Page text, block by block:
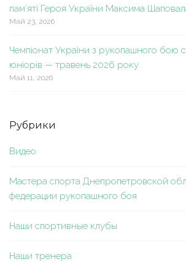
пам’яті Героя України Максима
Май 23, 2026
Чемпіонат України з рукопашного бою
юніорів — травень 2026 року.
Май 11, 2026
Рубрики
Видео
Мастера спорта Днепропетровской
федерации рукопашного боя
Наши спортивные клубы
Наши тренера